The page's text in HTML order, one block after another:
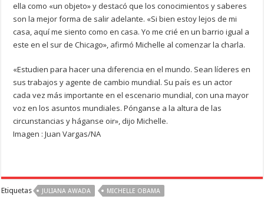
ella como «un objeto» y destacó que los conocimientos y saberes
son la mejor forma de salir adelante. «Si bien estoy lejos de mi
casa, aquí me siento como en casa. Yo me crié en un barrio igual a
este en el sur de Chicago», afirmó Michelle al comenzar la charla.
«Estudien para hacer una diferencia en el mundo. Sean líderes en
sus trabajos y agente de cambio mundial. Su país es un actor
cada vez más importante en el escenario mundial, con una mayor
voz en los asuntos mundiales. Pónganse a la altura de las
circunstancias y háganse oir», dijo Michelle.
Imagen : Juan Vargas/NA
Etiquetas JULIANA AWADA MICHELLE OBAMA